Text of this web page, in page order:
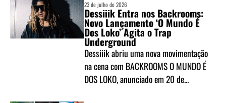
23 de julho de 2026
Dessiiik Entra nos Backrooms:
Novo Lançamento ‘O Mundo É
Dos Loko’ Agita o Trap
Underground
Dessiiik abriu uma nova movimentação
na cena com BACKROOMS O MUNDO É
DOS LOKO, anunciado em 20 de...